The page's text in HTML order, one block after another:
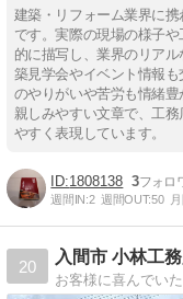
建築・リフォーム業界に
です。実際の現場の様子
的に描写し、業界のリア
築見学会やイベント情報
のやりがいや苦労も情緒豊
親しみやすい文章で、工
やすく表現しています。
1808138 3
週間IN:2 週間OUT:50
20
入間市 小林工